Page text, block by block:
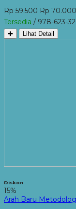
Rp 59.500 Rp 70.000
Tersedia / 978-623-
✚ Lihat Detail
Diskon
15%
Arah Baru